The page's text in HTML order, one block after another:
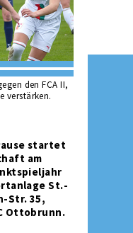
den FCA II,
verstärken.
startet
am
St.-
Str. 35,
Ottobrunn.